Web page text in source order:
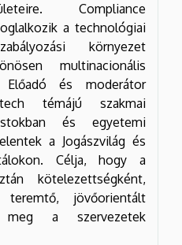
Compliance
a technológiai
környezet
multinacionális
Előadó és moderátor
témájú szakmai
és egyetemi
a Jogászvilág és
Célja, hogy a
kötelezettségként,
jövőorientált
meg a szervezetek